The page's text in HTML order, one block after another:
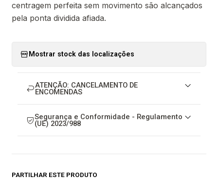
centragem perfeita sem movimento são alcançados
pela ponta dividida afiada.
Mostrar stock das localizações
ATENÇÃO: CANCELAMENTO DE
ENCOMENDAS
Segurança e Conformidade - Regulamento
(UE) 2023/988
PARTILHAR ESTE PRODUTO